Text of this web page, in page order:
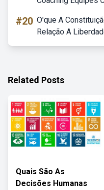
#20 O'que A
Relação A
Related Posts
Quais São As
Decisões Humanas